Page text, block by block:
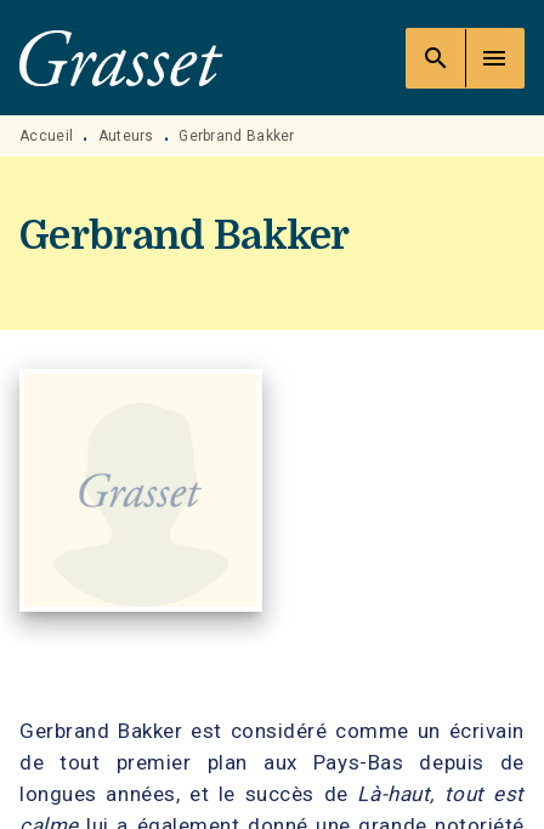
MENU RECHERCHE
PIED DE PAGE
search menu
Accueil • Auteurs • Gerbrand Bakker
Gerbrand Bakker
Gerbrand Bakker est considéré comme un écrivain
de tout premier plan aux Pays-Bas depuis de
longues années, et le succès de Là-haut, tout est